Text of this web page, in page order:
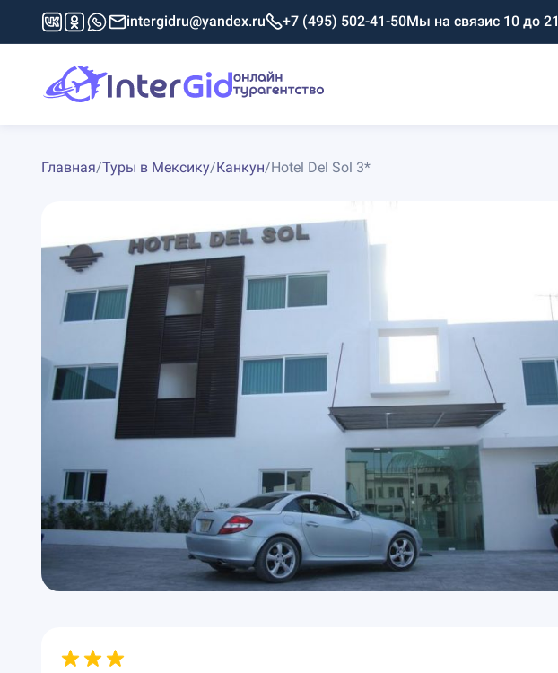
intergidru@yandex.ru +7 (495) 502-41-50Мы на связис 10 до 21
Главная/Туры в Мексику/Канкун/Hotel Del Sol 3*